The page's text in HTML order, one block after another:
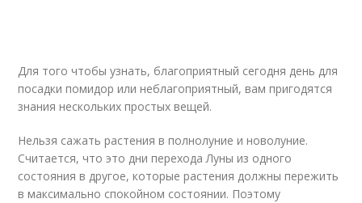
Для того чтобы узнать, благоприятный сегодня день для
посадки помидор или неблагоприятный, вам пригодятся
знания нескольких простых вещей.
Нельзя сажать растения в полнолуние и новолуние.
Считается, что это дни перехода Луны из одного
состояния в другое, которые растения должны пережить
в максимально спокойном состоянии. Поэтому